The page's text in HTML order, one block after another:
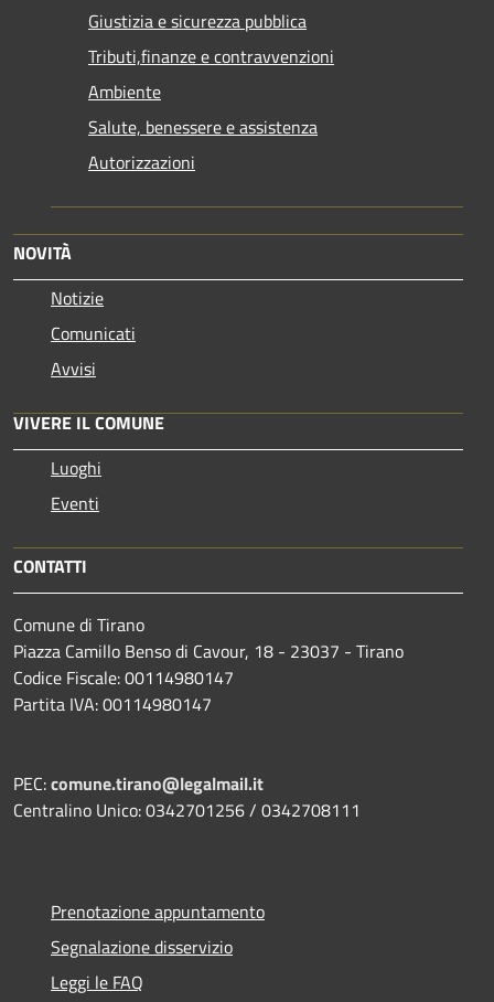
Giustizia e sicurezza pubblica
Tributi,finanze e contravvenzioni
Ambiente
Salute, benessere e assistenza
Autorizzazioni
NOVITÀ
Notizie
Comunicati
Avvisi
VIVERE IL COMUNE
Luoghi
Eventi
CONTATTI
Comune di Tirano
Piazza Camillo Benso di Cavour, 18 - 23037 - Tirano
Codice Fiscale: 00114980147
Partita IVA: 00114980147
PEC:comune.tirano@legalmail.it
Centralino Unico: 0342701256 / 0342708111
Prenotazione appuntamento
Segnalazione disservizio
Leggi le FAQ